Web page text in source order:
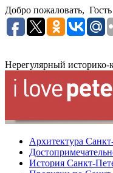
Добро пожаловать, Гость
Нерегулярный историко-
Архитектура
История Санкт-